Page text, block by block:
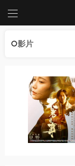
影片